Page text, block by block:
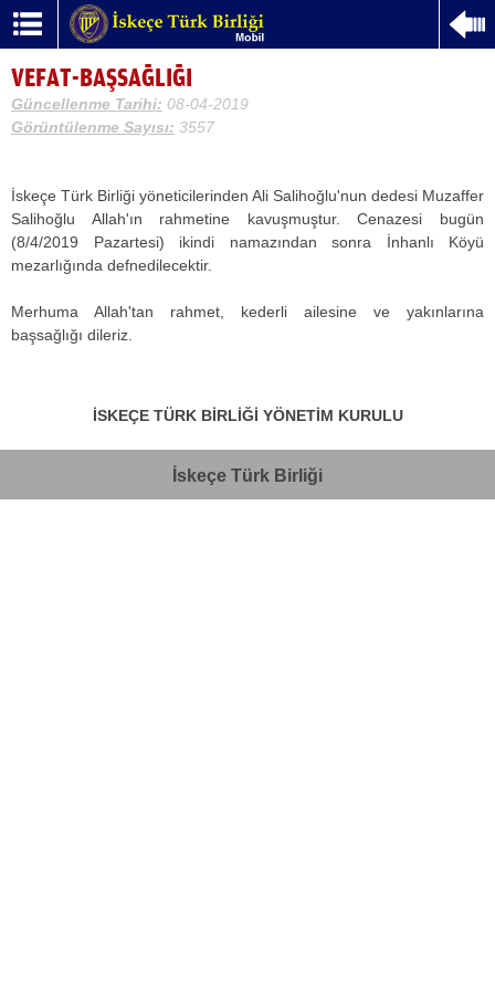
VEFAT-BAŞSAĞLIĞI
Güncellenme Tarihi: 08-04-2019
Görüntülenme Sayısı: 3557
İskeçe Türk Birliği yöneticilerinden Ali Salihoğlu'nun dedesi Muzaffer
Salihoğlu Allah'ın rahmetine kavuşmuştur. Cenazesi bugün
(8/4/2019 Pazartesi) ikindi namazından sonra İnhanlı Köyü
mezarlığında defnedilecektir.
Merhuma Allah'tan rahmet, kederli ailesine ve yakınlarına
başsağlığı dileriz.
İSKEÇE TÜRK BİRLİĞİ YÖNETİM KURULU
İskeçe Türk Birliği